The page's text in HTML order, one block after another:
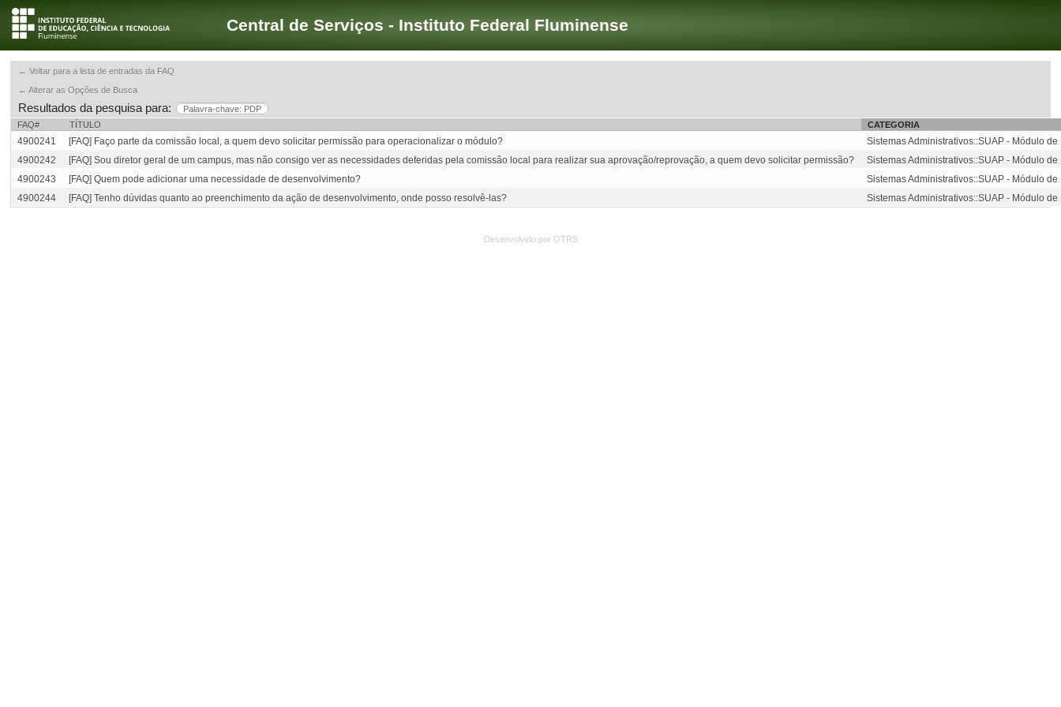
Central de Serviços - Instituto Federal Fluminense
← Voltar para a lista de entradas da FAQ
← Alterar as Opções de Busca
Resultados da pesquisa para:
Palavra-chave: PDP
FAQ#
TÍTULO CATEGORIA
4900241 [FAQ] Faço parte da comissão local, a quem devo solicitar permissão para operacionalizar o módulo?
Sistemas Administrativos::SUAP - Módulo de
4900242
[FAQ] Sou diretor geral de um campus, mas não consigo ver as necessidades deferidas pela comissão local para realizar sua aprovação/reprovação, a quem devo solicitar permissão?
Sistemas Administrativos::SUAP - Módulo de
4900243
[FAQ] Quem pode adicionar uma necessidade de desenvolvimento?
Sistemas Administrativos::SUAP - Módulo de
4900244
[FAQ] Tenho dúvidas quanto ao preenchimento da ação de desenvolvimento, onde posso resolvê-las? Sistemas Administrativos::SUAP - Módulo de
Desenvolvido por OTRS